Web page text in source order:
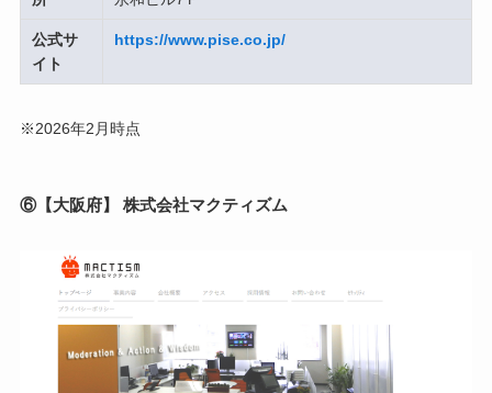
公式サ
イト
https://www.pise.co.jp/
※2026年2月時点
⑥【大阪府】 株式会社マクティズム